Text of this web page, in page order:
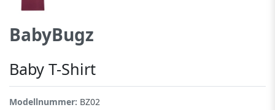
BabyBugz
Baby T-Shirt
Modellnummer: BZ02